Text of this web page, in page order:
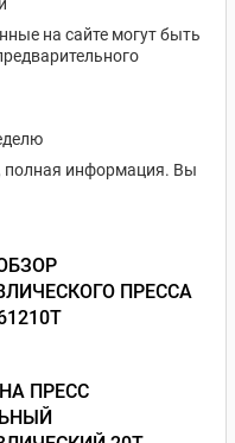
на сайте могут быть
полная информация. Вы
ПРЕССА
ПРЕСС